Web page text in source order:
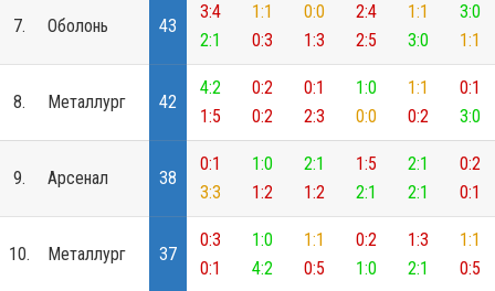
7. Оболонь 43
3:4
2:1
1:1
0:3
0:0
1:3
2:4
2:5
1:1
3:0
3:0
1:1
8. Металлург 42
4:2
1:5
0:2
0:2
0:1
2:3
1:0
0:0
1:1
0:2
0:1
3:0
9. Арсенал 38
0:1
3:3
1:0
1:2
2:1
1:2
1:5
2:1
2:1
2:1
0:2
0:1
10. Металлург 37
0:3
0:1
1:0
4:2
1:1
0:5
0:2
1:0
1:3
2:1
1:1
0:5